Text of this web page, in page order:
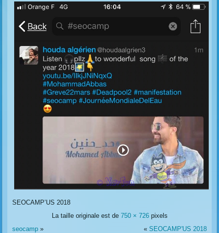
SEOCAMP’US 2018
La taille originale est de 750 × 726pixels
seocamp » « SEOCAMP'US 2018